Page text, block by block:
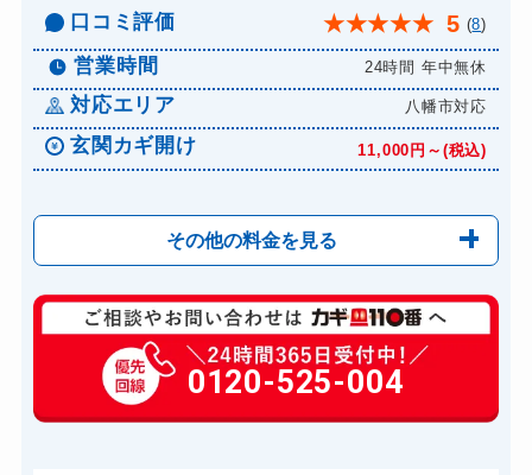
口コミ評価 ★★★★★ 5 (8)
営業時間 24時間 年中無休
対応エリア 八幡市対応
玄関カギ開け 11,000円～(税込)
その他の料金を見る
玄関カギ修理 6,600円～(税込)
玄関カギ作成 14,300円～(税込)
玄関カギ交換 14,300円～(税込)
0120-525-004